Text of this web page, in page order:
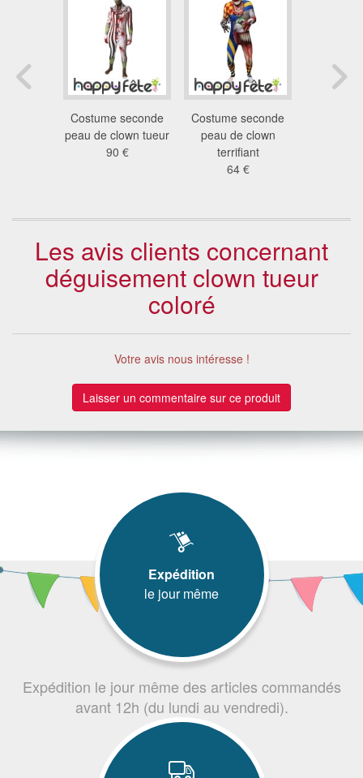
Costume seconde
peau de clown tueur
90 €
Costume seconde
peau de clown
terrifiant
64 €
Les avis clients concernant
déguisement clown tueur
coloré
Votre avis nous intéresse !
Laisser un commentaire sur ce produit
Expédition
le jour même
Expédition le jour même des articles commandés
avant 12h (du lundi au vendredi).